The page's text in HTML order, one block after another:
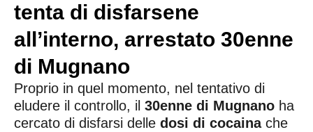
tenta di disfarsene
all’interno, arrestato 30enne
di Mugnano
Proprio in quel momento, nel tentativo di
eludere il controllo, il 30enne di Mugnano ha
cercato di disfarsi delle dosi di cocainache